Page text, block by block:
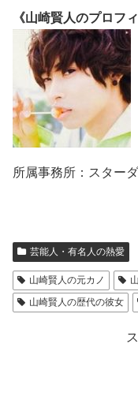
《山崎賢人のプロフ
所属事務所：スター
芸能人・有名人の熱愛
山崎賢人の元カノ
山崎賢人の歴代の彼女